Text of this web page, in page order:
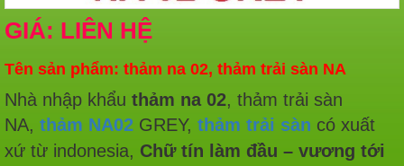
GIÁ: LIÊN HỆ
Tên sản phẩm: thảm na 02, thảm trải sàn NA
Nhà nhập khẩu thảm na 02, thảm trải sàn
NA, thảm NA02 GREY, thảm trải sàn có xuất
xứ từ indonesia, Chữ tín làm đầu – vương tới